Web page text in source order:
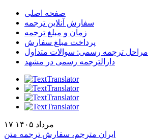
صفحه اصلی
سفارش آنلاین ترجمه
زمان و مبلغ ترجمه
پرداخت مبلغ سفارش
مراحل ترجمه رسمی: سوالات متداول
دارالترجمه رسمی در مشهد
۱۷ مرداد ۱۴۰۵
ایران مترجم، سفارش ترجمه متن